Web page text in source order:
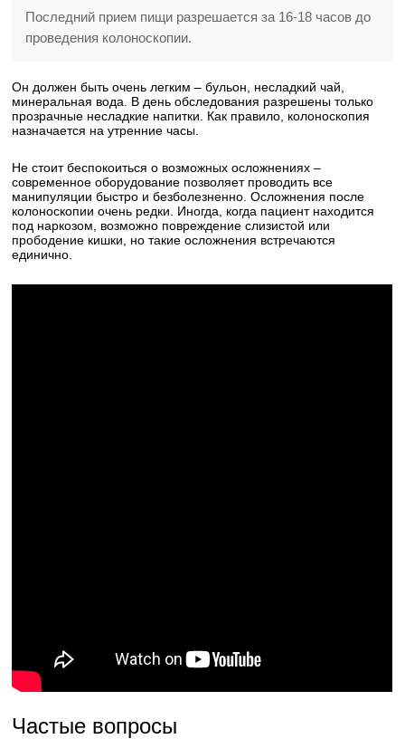
Последний прием пищи разрешается за 16-18 часов до
проведения колоноскопии.
Он должен быть очень легким – бульон, несладкий чай,
минеральная вода. В день обследования разрешены только
прозрачные несладкие напитки. Как правило, колоноскопия
назначается на утренние часы.
Не стоит беспокоиться о возможных осложнениях –
современное оборудование позволяет проводить все
манипуляции быстро и безболезненно. Осложнения после
колоноскопии очень редки. Иногда, когда пациент находится
под наркозом, возможно повреждение слизистой или
прободение кишки, но такие осложнения встречаются
единично.
Частые вопросы